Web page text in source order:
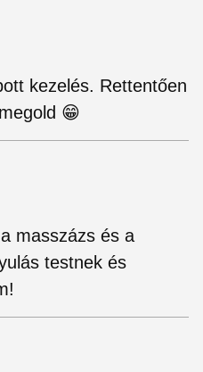
kezelés. Rettentően
😁
masszázs és a
testnek és